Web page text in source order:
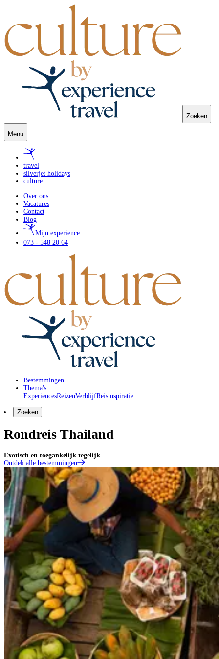
Zoeken
Menu
travel
silverjet holidays
culture
Over ons
Vacatures
Contact
Blog
Mijn experience
073 - 548 20 64
Bestemmingen
Thema's
ExperiencesReizenVerblijfReisinspiratie
Zoeken
Rondreis Thailand
Exotisch en toegankelijk tegelijk
Ontdek alle bestemmingen